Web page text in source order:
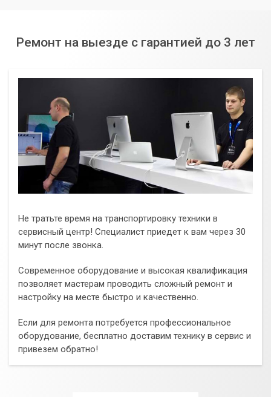
связанной с ее неисправностями. Доверьтесь
Ремонт на выезде с гарантией до 3 лет
Не тратьте время на транспортировку техники в
сервисный центр! Специалист приедет к вам через 30
минут после звонка.
Современное оборудование и высокая квалификация
позволяет мастерам проводить сложный ремонт и
настройку на месте быстро и качественно.
Если для ремонта потребуется профессиональное
оборудование, бесплатно доставим технику в сервис и
привезем обратно!